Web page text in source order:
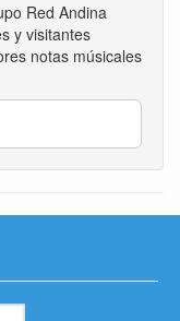
Red Andina
y visitantes
notas músicales